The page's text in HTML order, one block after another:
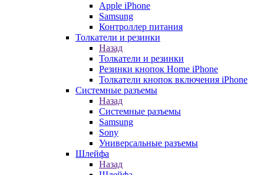
Apple iPhone
Samsung
Контроллер питания
Толкатели и резинки
Назад
Толкатели и резинки
Резинки кнопок Home iPhone
Толкатели кнопок включения iPhone
Системные разъемы
Назад
Системные разъемы
Samsung
Sony
Универсальные разъемы
Шлейфа
Назад